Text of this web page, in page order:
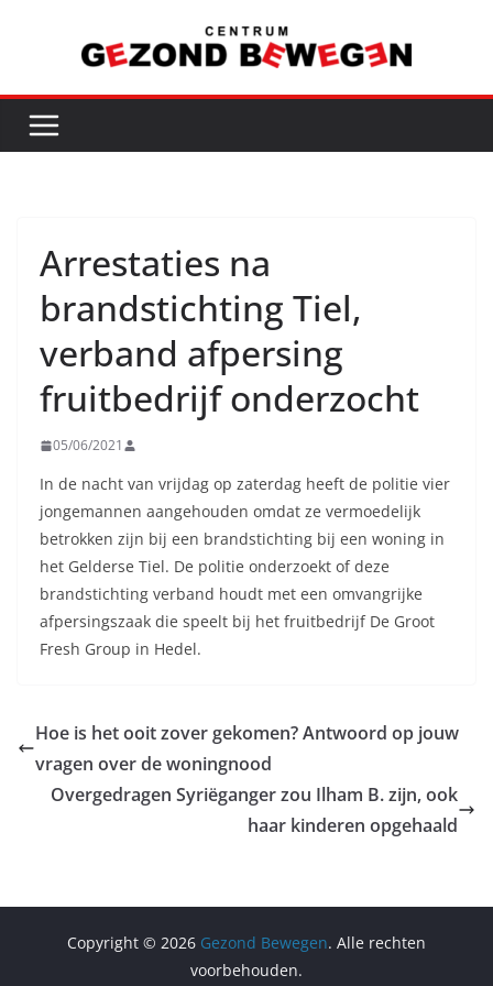
inhoud
Arrestaties na
brandstichting Tiel,
verband afpersing
fruitbedrijf onderzocht
05/06/2021
In de nacht van vrijdag op zaterdag heeft de politie vier
jongemannen aangehouden omdat ze vermoedelijk
betrokken zijn bij een brandstichting bij een woning in
het Gelderse Tiel. De politie onderzoekt of deze
brandstichting verband houdt met een omvangrijke
afpersingszaak die speelt bij het fruitbedrijf De Groot
Fresh Group in Hedel.
Hoe is het ooit zover gekomen? Antwoord op jouw
vragen over de woningnood
Overgedragen Syriëganger zou Ilham B. zijn, ook
haar kinderen opgehaald
Copyright © 2026 Gezond Bewegen. Alle rechten
voorbehouden.